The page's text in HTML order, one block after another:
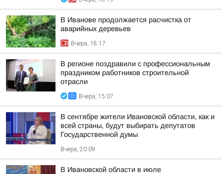
В Иванове продолжается расчистка от
аварийных деревьев
Вчера, 18:17
В регионе поздравили с профессиональным
праздником работников строительной
отрасли
Вчера, 15:07
В сентябре жители Ивановской области, как и
всей страны, будут выбирать депутатов
Государственной думы
Вчера, 20:09
В Ивановской области в июле